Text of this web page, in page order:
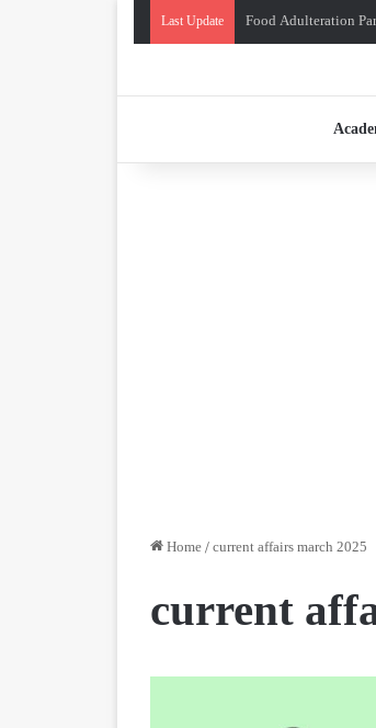
Last Update Food Adulteration
Home / current affairs march 2025
current